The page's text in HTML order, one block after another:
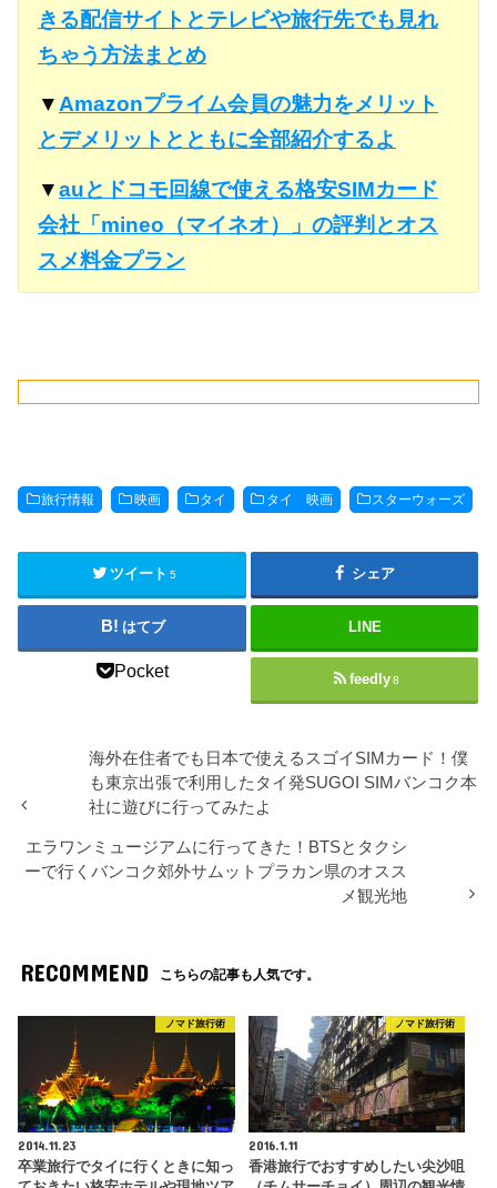
きる配信サイトとテレビや旅行先でも見れ
ちゃう方法まとめ
▼Amazonプライム会員の魅力をメリット
とデメリットとともに全部紹介するよ
▼auとドコモ回線で使える格安SIMカード
会社「mineo（マイネオ）」の評判とオス
スメ料金プラン
旅行情報 映画 タイ タイ 映画 スターウォーズ
ツイート 5 シェア
はてブ LINE
Pocket feedly 8
海外在住者でも日本で使えるスゴイSIMカード！僕
も東京出張で利用したタイ発SUGOI SIMバンコク本
社に遊びに行ってみたよ
エラワンミュージアムに行ってきた！BTSとタクシ
ーで行くバンコク郊外サムットプラカン県のオスス
メ観光地
RECOMMEND こちらの記事も人気です。
ノマド旅行術
2014.11.23
卒業旅行でタイに行くときに知っ
ノマド旅行術
2016.1.11
香港旅行でおすすめしたい尖沙咀